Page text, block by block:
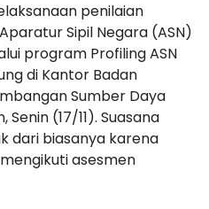
penilaian
Sipil Negara (ASN)
program Profiling ASN
di Kantor Badan
Sumber Daya
Senin (17/11). Suasana
dari biasanya karena
asesmen